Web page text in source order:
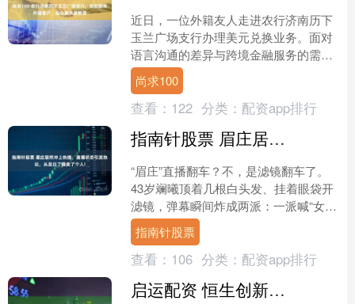
近日，一位外籍友人走进农行济南历下
玉兰广场支行办理美元兑换业务。面对
语言沟通的差异与跨境金融服务的需
求，该支行员工凭借专业的素养与热情
的态度，提供高效、顺畅的服....
尚求100
查看： 122 分类： 配资app排行
指南针股票 眉庄居然冲上热搜，直播状态引发热议，头发白了像变了个人!
“眉庄”直播翻车？不，是滤镜翻车了。
43岁斓曦顶着几根白头发、挂着眼袋开
滤镜，弹幕瞬间炸成两派：一派喊“女神
崩塌”，一派吼“终于看见活人”。吵上热
搜的，不是她....
指南针股票
查看： 106 分类： 配资app排行
启运配资 恒生创新药ETF(159316)市场交投活跃，最新规模再创新高，百济神州首次实现半年度业绩盈利